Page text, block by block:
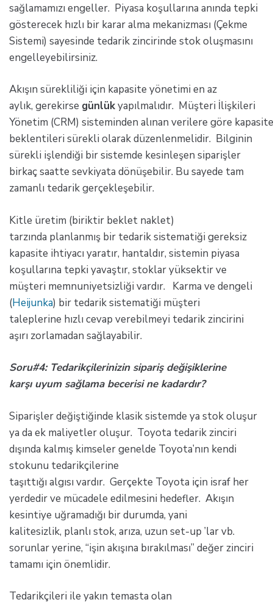
sağlamamızı engeller. Piyasa koşullarına anında tepki
gösterecek hızlı bir karar alma mekanizması (Çekme
Sistemi) sayesinde tedarik zincirinde stok oluşmasını
engelleyebilirsiniz.
Akışın sürekliliği için kapasite yönetimi en az
aylık, gerekirse günlükyapılmalıdır. Müşteri İlişkileri
Yönetim (CRM) sisteminden alınan verilere göre kapasite
beklentileri sürekli olarak düzenlenmelidir. Bilginin
sürekli işlendiği bir sistemde kesinleşen siparişler
birkaç saatte sevkiyata dönüşebilir. Bu sayede tam
zamanlı tedarik gerçekleşebilir.
Kitle üretim (biriktir beklet naklet)
tarzında planlanmış bir tedarik sistematiği gereksiz
kapasite ihtiyacı yaratır, hantaldır, sistemin piyasa
koşullarına tepki yavaştır, stoklar yüksektir ve
müşteri memnuniyetsizliği vardır. Karma ve dengeli
(Heijunka) bir tedarik sistematiği müşteri
taleplerine hızlı cevap verebilmeyi tedarik zincirini
aşırı zorlamadan sağlayabilir.
Soru#4: Tedarikçilerinizin sipariş değişiklerine
karşı uyum sağlama becerisi ne kadardır?
Siparişler değiştiğinde klasik sistemde ya stok oluşur
ya da ek maliyetler oluşur. Toyota tedarik zinciri
dışında kalmış kimseler genelde Toyota’nın kendi
stokunu tedarikçilerine
taşıttığı algısı vardır. Gerçekte Toyota için israf her
yerdedir ve mücadele edilmesini hedefler. Akışın
kesintiye uğramadığı bir durumda, yani
kalitesizlik, planlı stok, arıza, uzun set-up ’lar vb.
sorunlar yerine, “işin akışına bırakılması” değer zinciri
tamamı için önemlidir.
Tedarikçileri ile yakın temasta olan